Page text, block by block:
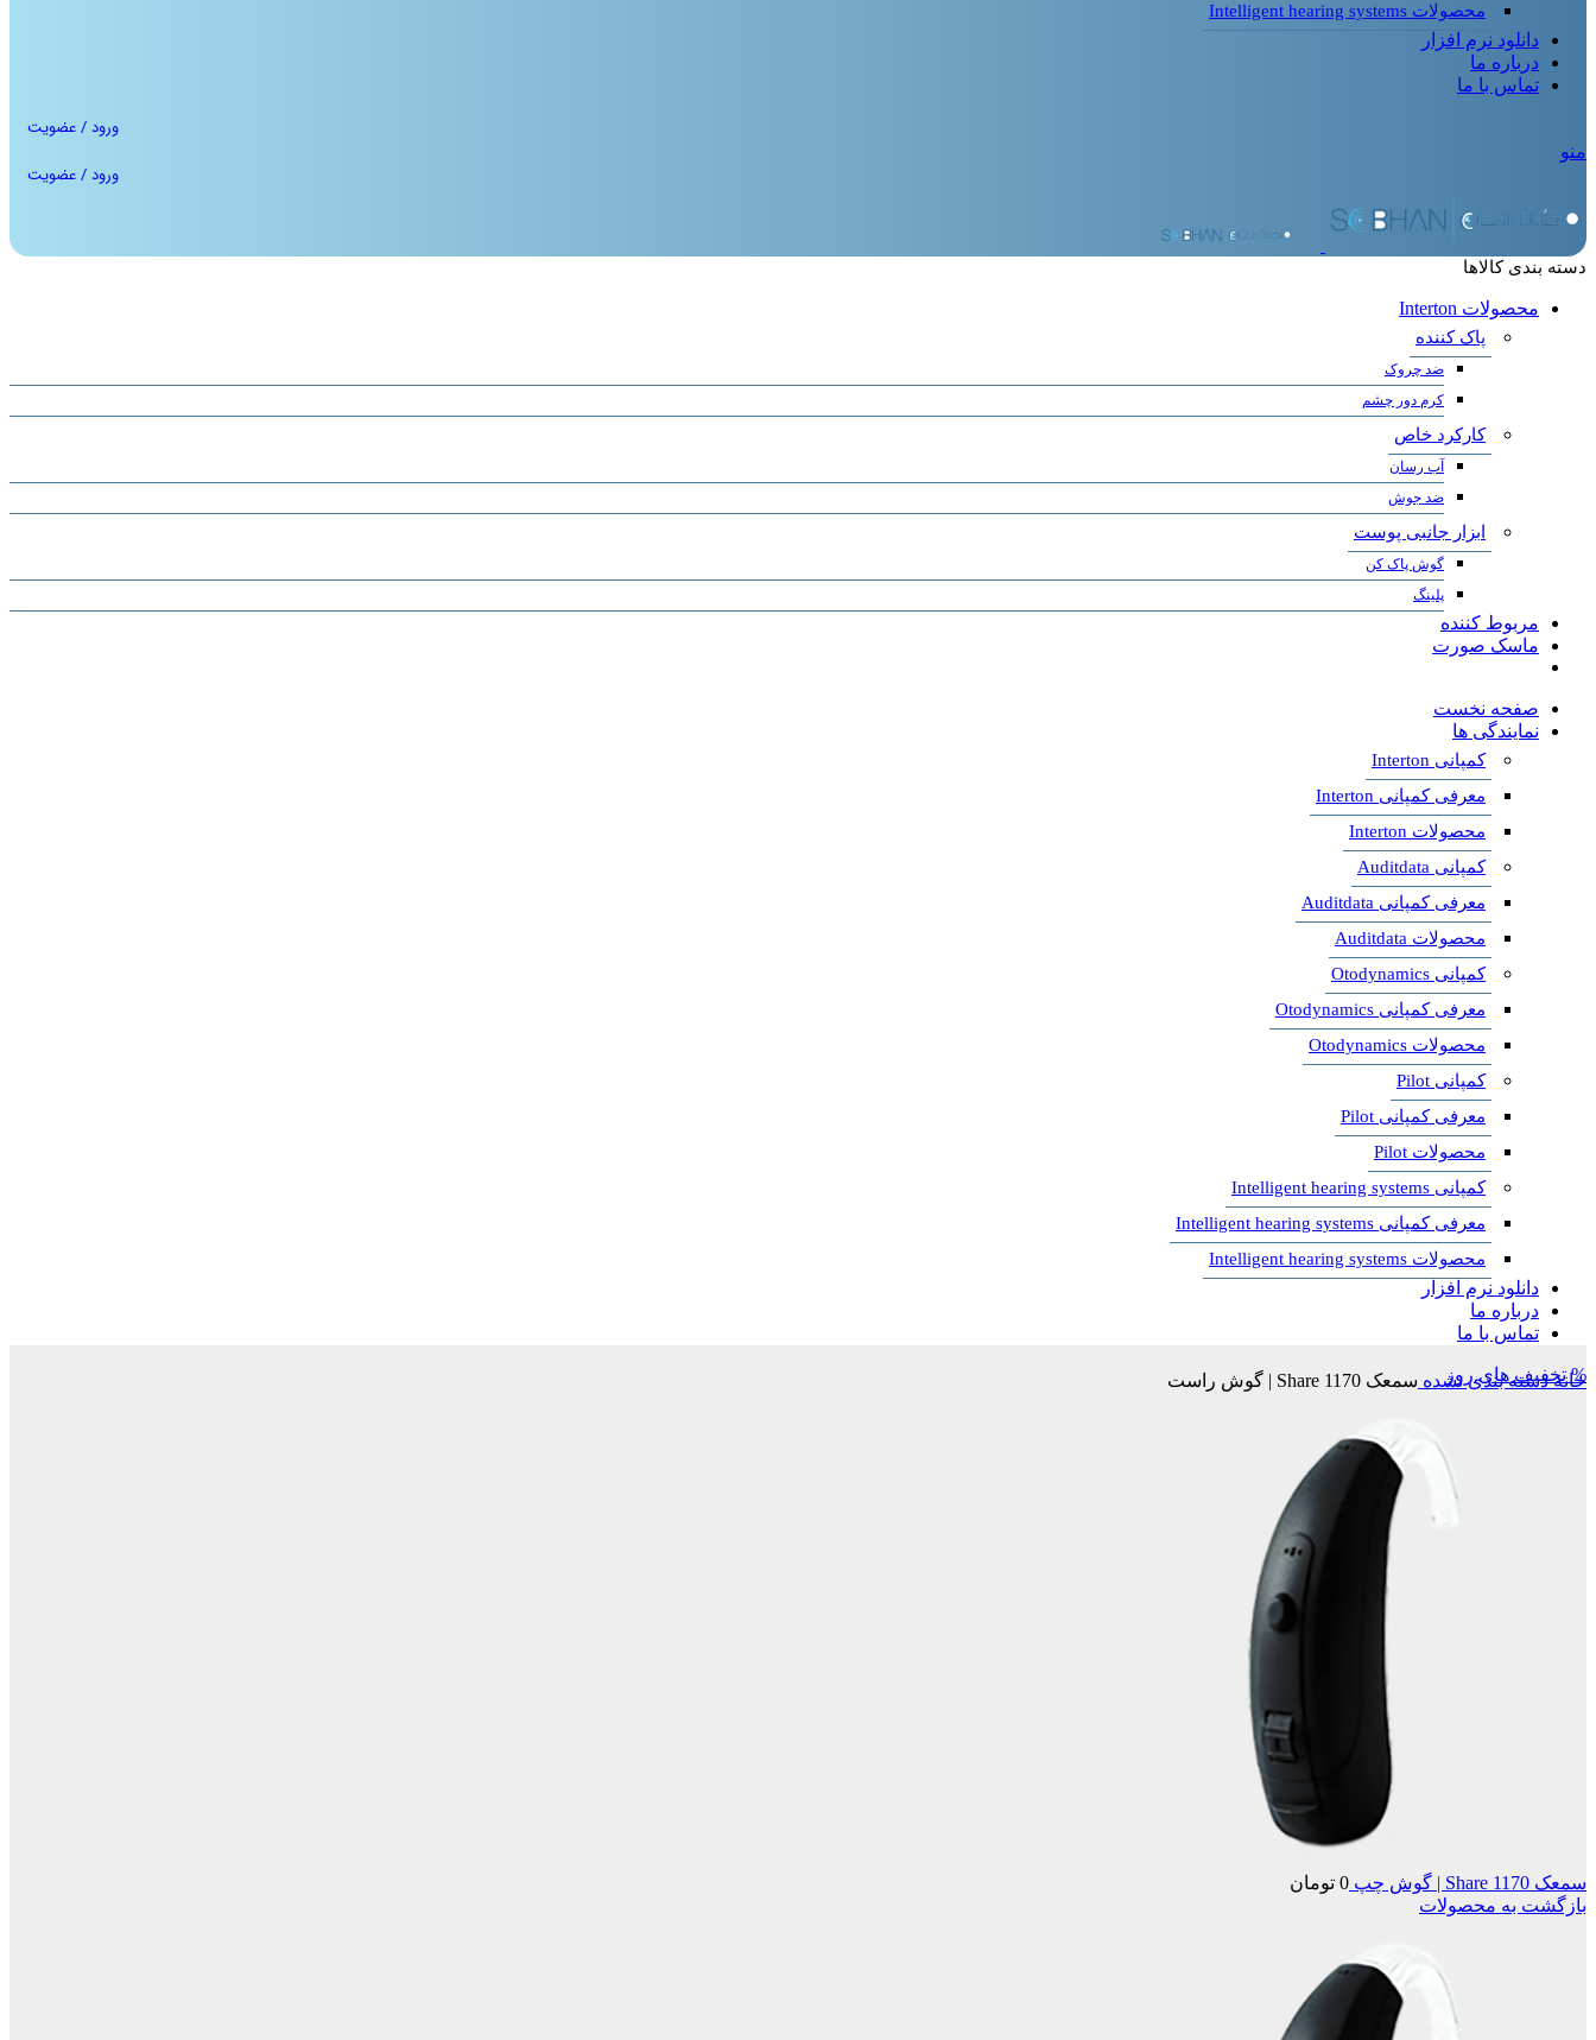
محصولات Intelligent hearing systems
دانلود نرم افزار
درباره ما
تماس با ما
ورود / عضویت
منو
ورود / عضویت
دسته بندی کالاها
محصولات Interton
پاک کننده
ضد چروک
کرم دور چشم
کارکرد خاص
آب رسان
ضد جوش
ابزار جانبی پوست
گوش پاک کن
پلینگ
مربوط کننده
ماسک صورت
صفحه نخست
نمایندگی ها
کمپانی Interton
معرفی کمپانی Interton
محصولات Interton
کمپانی Auditdata
معرفی کمپانی Auditdata
محصولات Auditdata
کمپانی Otodynamics
معرفی کمپانی Otodynamics
محصولات Otodynamics
کمپانی Pilot
معرفی کمپانی Pilot
محصولات Pilot
کمپانی Intelligent hearing systems
معرفی کمپانی Intelligent hearing systems
محصولات Intelligent hearing systems
دانلود نرم افزار
درباره ما
تماس با ما
% تخفیف های روز
خانهدسته بندی نشده سمعک Share 1170 | گوش راست
سمعک Share 1170 | گوش چپ 0 تومان
بازگشت به محصولات